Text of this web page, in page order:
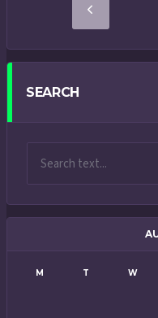
SEARCH
M T W